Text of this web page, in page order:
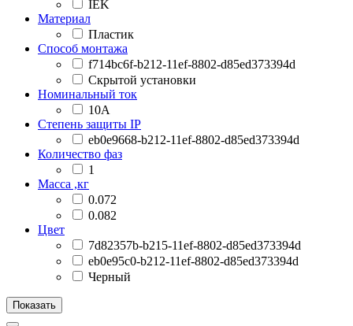
IEK
Материал
Пластик
Способ монтажа
f714bc6f-b212-11ef-8802-d85ed373394d
Скрытой установки
Номинальный ток
10А
Степень защиты IP
eb0e9668-b212-11ef-8802-d85ed373394d
Количество фаз
1
Масса ,кг
0.072
0.082
Цвет
7d82357b-b215-11ef-8802-d85ed373394d
eb0e95c0-b212-11ef-8802-d85ed373394d
Черный